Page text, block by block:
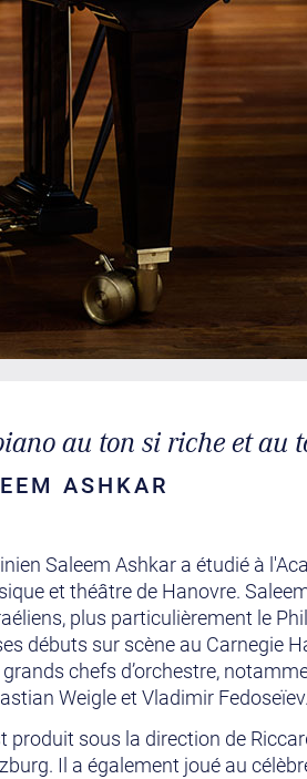
au ton si riche et au
ASHKAR
Saleem Ashkar a étudié à
et théâtre de Hanovre.
plus particulièrement le
débuts sur scène au Carnegie
chefs d’orchestre,
Weigle et Vladimir
produit sous la direction de
Il a également joué au